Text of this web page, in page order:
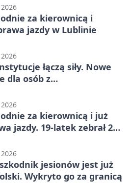
za kierownicą i
jazdy w Lublinie
łączą siły. Nowe
dla osób z
za kierownicą i już
jazdy. 19-latek zebrał 23
jesionów jest już
Wykryto go za granicą